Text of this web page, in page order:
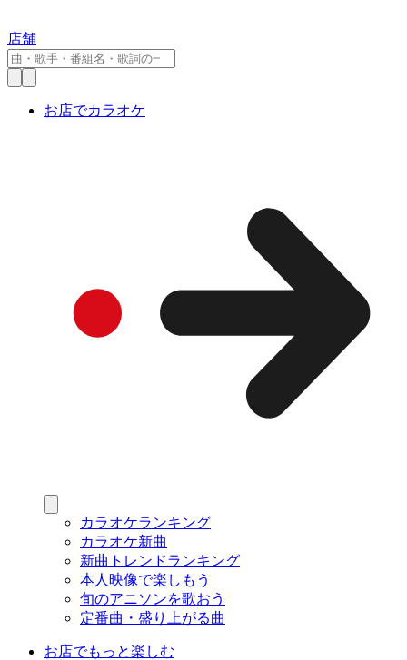
店舗
お店でカラオケ
カラオケランキング
カラオケ新曲
新曲トレンドランキング
本人映像で楽しもう
旬のアニソンを歌おう
定番曲・盛り上がる曲
お店でもっと楽しむ